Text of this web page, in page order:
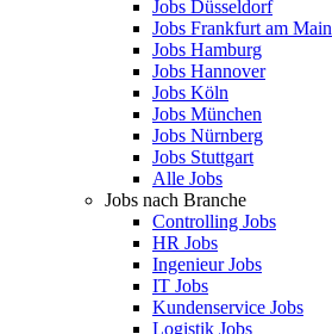
Jobs Düsseldorf
Jobs Frankfurt am Main
Jobs Hamburg
Jobs Hannover
Jobs Köln
Jobs München
Jobs Nürnberg
Jobs Stuttgart
Alle Jobs
Jobs nach Branche
Controlling Jobs
HR Jobs
Ingenieur Jobs
IT Jobs
Kundenservice Jobs
Logistik Jobs